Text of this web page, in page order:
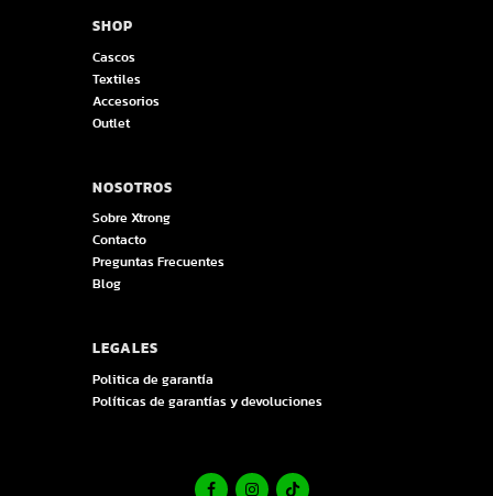
SHOP
Cascos
Textiles
Accesorios
Outlet
NOSOTROS
Sobre Xtrong
Contacto
Preguntas Frecuentes
Blog
LEGALES
Politica de garantía
Políticas de garantías y devoluciones